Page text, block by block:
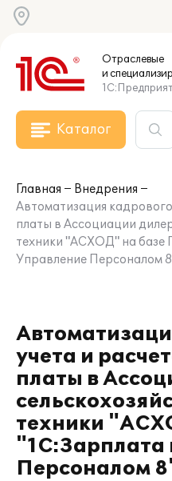
Отраслевые
и
Каталог
Главная
Внедрения
Автоматизация
платы в Ассоциации
техники "АСХОД" на базе
Управление Персоналом
учета и
платы в
техники
"1С:Зарплата
Персоналом